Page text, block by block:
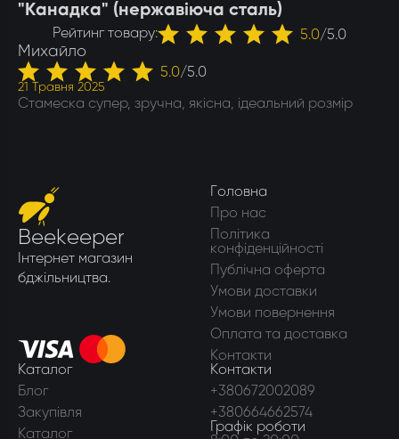
"Канадка" (нержавіюча сталь)
Рейтинг товару: 5.0/5.0
Михайло
5.0/5.0
21 Травня 2025
Стамеска супер, зручна, якісна, ідеальний розмір
Beekeeper
Інтернет магазин
бджільництва.
Головна
Про нас
Політика
конфіденційності
Публічна оферта
Умови доставки
Умови повернення
Оплата та доставка
Контакти
Каталог
Блог
Закупівля
Каталог
Контакти
+380672002089
+380664662574
Графік роботи